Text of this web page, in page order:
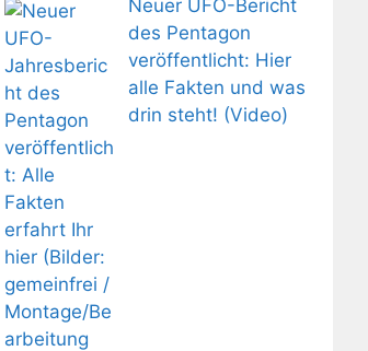
Neuer UFO-Bericht
des Pentagon
veröffentlicht: Hier
alle Fakten und was
drin steht! (Video)